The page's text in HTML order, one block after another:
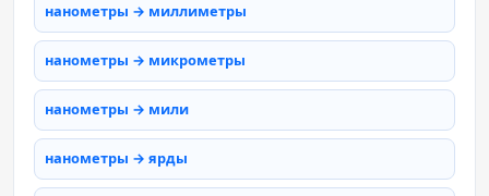
нанометры → миллиметры
нанометры → микрометры
нанометры → мили
нанометры → ярды